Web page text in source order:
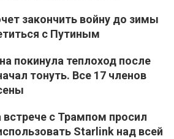
закончить войну до зимы
с Путиным
покинула теплоход после
тонуть. Все 17 членов
встрече с Трампом просил
Starlink над всей